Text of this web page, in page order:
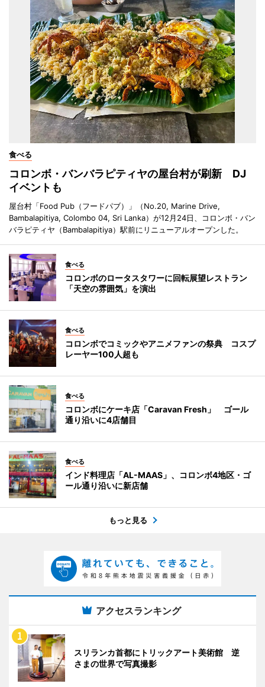
食べる
コロンボ・バンバラピティヤの屋台村が刷新 DJ
イベントも
屋台村「Food Pub（フードパブ）」（No.20, Marine Drive,
Bambalapitiya, Colombo 04, Sri Lanka）が12月24日、コロンボ・バン
バラピティヤ（Bambalapitiya）駅前にリニューアルオープンした。
食べる
コロンボのロータスタワーに回転展望レストラン
「天空の雰囲気」を演出
食べる
コロンボでコミックやアニメファンの祭典 コスプ
レーヤー100人超も
食べる
コロンボにケーキ店「Caravan Fresh」 ゴール
通り沿いに4店舗目
食べる
インド料理店「AL-MAAS」、コロンボ4地区・ゴ
ール通り沿いに新店舗
もっと見る
アクセスランキング
スリランカ首都にトリックアート美術館 逆
さまの世界で写真撮影